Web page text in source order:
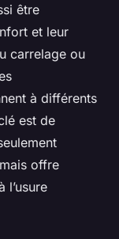
être
et leur
carrelage ou
à différents
est de
offre
l’usure